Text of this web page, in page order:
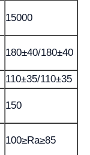
15000
180±40/180±40
110±35/110±35
150
100≥Ra≥85